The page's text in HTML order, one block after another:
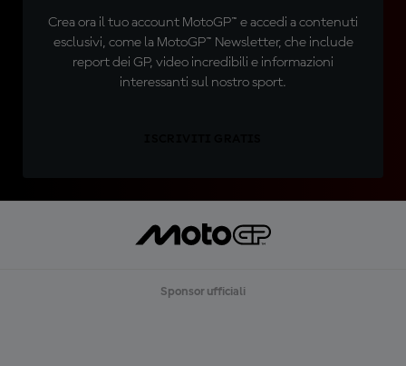
Crea ora il tuo account MotoGP™ e accedi a contenuti
esclusivi, come la MotoGP™ Newsletter, che include
report dei GP, video incredibili e informazioni
interessanti sul nostro sport.
Sponsor ufficiali